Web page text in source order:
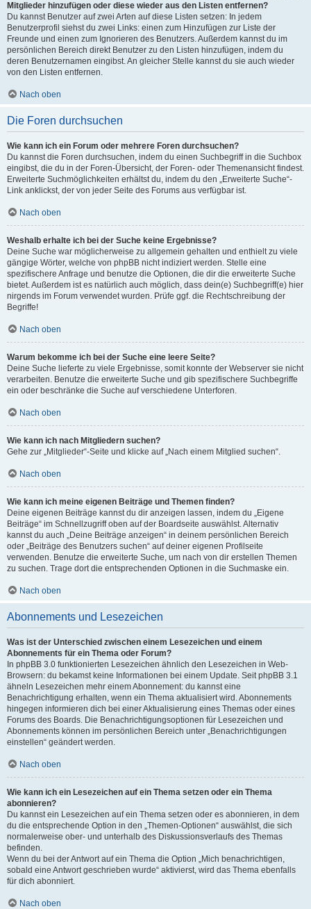
Mitglieder hinzufügen oder diese wieder aus den Listen entfernen?
Du kannst Benutzer auf zwei Arten auf diese Listen setzen: In jedem
Benutzerprofil siehst du zwei Links: einen zum Hinzufügen zur Liste der
Freunde und einen zum Ignorieren des Benutzers. Außerdem kannst du im
persönlichen Bereich direkt Benutzer zu den Listen hinzufügen, indem du
deren Benutzernamen eingibst. An gleicher Stelle kannst du sie auch wieder
von den Listen entfernen.
Nach oben
Die Foren durchsuchen
Wie kann ich ein Forum oder mehrere Foren durchsuchen?
Du kannst die Foren durchsuchen, indem du einen Suchbegriff in die Suchbox
eingibst, die du in der Foren-Übersicht, der Foren- oder Themenansicht findest.
Erweiterte Suchmöglichkeiten erhältst du, indem du den „Erweiterte Suche“-
Link anklickst, der von jeder Seite des Forums aus verfügbar ist.
Nach oben
Weshalb erhalte ich bei der Suche keine Ergebnisse?
Deine Suche war möglicherweise zu allgemein gehalten und enthielt zu viele
gängige Wörter, welche von phpBB nicht indiziert werden. Stelle eine
spezifischere Anfrage und benutze die Optionen, die dir die erweiterte Suche
bietet. Außerdem ist es natürlich auch möglich, dass dein(e) Suchbegriff(e) hier
nirgends im Forum verwendet wurden. Prüfe ggf. die Rechtschreibung der
Begriffe!
Nach oben
Warum bekomme ich bei der Suche eine leere Seite?
Deine Suche lieferte zu viele Ergebnisse, somit konnte der Webserver sie nicht
verarbeiten. Benutze die erweiterte Suche und gib spezifischere Suchbegriffe
ein oder beschränke die Suche auf verschiedene Unterforen.
Nach oben
Wie kann ich nach Mitgliedern suchen?
Gehe zur „Mitglieder“-Seite und klicke auf „Nach einem Mitglied suchen“.
Nach oben
Wie kann ich meine eigenen Beiträge und Themen finden?
Deine eigenen Beiträge kannst du dir anzeigen lassen, indem du „Eigene
Beiträge“ im Schnellzugriff oben auf der Boardseite auswählst. Alternativ
kannst du auch „Deine Beiträge anzeigen“ in deinem persönlichen Bereich
oder „Beiträge des Benutzers suchen“ auf deiner eigenen Profilseite
verwenden. Benutze die erweiterte Suche, um nach von dir erstellen Themen
zu suchen. Trage dort die entsprechenden Optionen in die Suchmaske ein.
Nach oben
Abonnements und Lesezeichen
Was ist der Unterschied zwischen einem Lesezeichen und einem
Abonnements für ein Thema oder Forum?
In phpBB 3.0 funktionierten Lesezeichen ähnlich den Lesezeichen in Web-
Browsern: du bekamst keine Informationen bei einem Update. Seit phpBB 3.1
ähneln Lesezeichen mehr einem Abonnement: du kannst eine
Benachrichtigung erhalten, wenn ein Thema aktualisiert wird. Abonnements
hingegen informieren dich bei einer Aktualisierung eines Themas oder eines
Forums des Boards. Die Benachrichtigungsoptionen für Lesezeichen und
Abonnements können im persönlichen Bereich unter „Benachrichtigungen
einstellen“ geändert werden.
Nach oben
Wie kann ich ein Lesezeichen auf ein Thema setzen oder ein Thema
abonnieren?
Du kannst ein Lesezeichen auf ein Thema setzen oder es abonnieren, in dem
du die entsprechende Option in den „Themen-Optionen“ auswählst, die sich
normalerweise ober- und unterhalb des Diskussionsverlaufs des Themas
befinden.
Wenn du bei der Antwort auf ein Thema die Option „Mich benachrichtigen,
sobald eine Antwort geschrieben wurde“ aktivierst, wird das Thema ebenfalls
für dich abonniert.
Nach oben